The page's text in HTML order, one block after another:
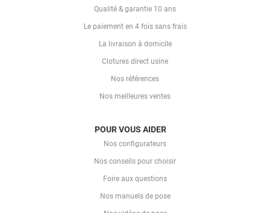
Qualité & garantie 10 ans
Le paiement en 4 fois sans frais
La livraison à domicile
Clotures direct usine
Nos références
Nos meilleures ventes
POUR VOUS AIDER
Nos configurateurs
Nos conseils pour choisir
Foire aux questions
Nos manuels de pose